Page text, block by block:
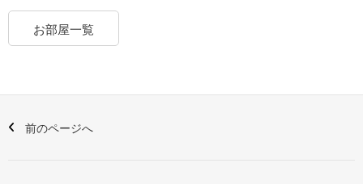
お部屋一覧
前のページへ